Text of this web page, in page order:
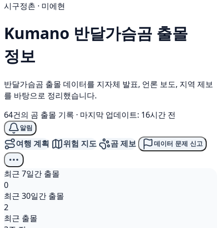
시구정촌 · 미에현
Kumano 반달가슴곰 출몰
정보
반달가슴곰 출몰 데이터를 지자체 발표, 언론 보도, 지역 제보
를 바탕으로 정리했습니다.
64건의 곰 출몰 기록 · 마지막 업데이트: 16시간 전
알림
여행 계획 위험 지도 곰 제보 데이터 문제 신고
최근 7일간 출몰
0
최근 30일간 출몰
2
최근 출몰